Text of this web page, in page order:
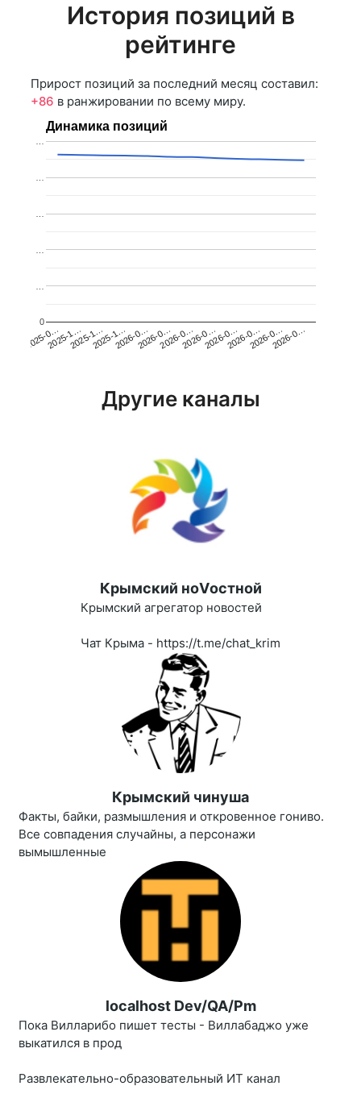
История позиций в
рейтинге
Прирост позиций за последний месяц составил:
+86 в ранжировании по всему миру.
Динамика позиций
2025-0…2025-1…2025-1…2025-1…2026-0…2026-0…2026-0…2026-0…2026-0…2026-0…2026-0…2026-0…
0
…
…
Другие каналы
Крымский ноVостной
Крымский агрегатор новостей
Чат Крыма - https://t.me/chat_krim
Крымский чинуша
Факты, байки, размышления и откровенное гониво.
Все совпадения случайны, а персонажи
вымышленные
localhost Dev/QA/Pm
Пока Вилларибо пишет тесты - Виллабаджо уже
выкатился в прод
Развлекательно-образовательный ИТ канал